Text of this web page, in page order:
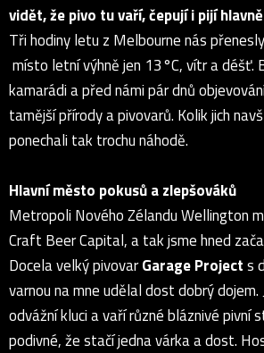
vidět, že pivo tu vaří, čepují i pijí
Tři hodiny letu z Melbourne nás
místo letní výhně jen 13°C, vítr a déšť.
kamarádi a před námi pár dnů
tamější přírody a pivovarů. Kolik jich
ponechali tak trochu náhodě.
Hlavní město pokusů a zlepšováků
Metropoli Nového Zélandu Wellington
Craft Beer Capital, a tak jsme hned
Docela velký pivovarGarage Projects
varnou na mne udělal dost dobrý dojem.
odvážní kluci a vaří různé bláznivé pivní
podivné, že stačí jedna várka a dost.